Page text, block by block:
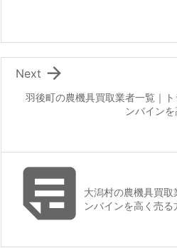
羽後町の農機具買取業者一覧｜
ンバイン

Next
大潟村の農機具買
ンバインを高く売る